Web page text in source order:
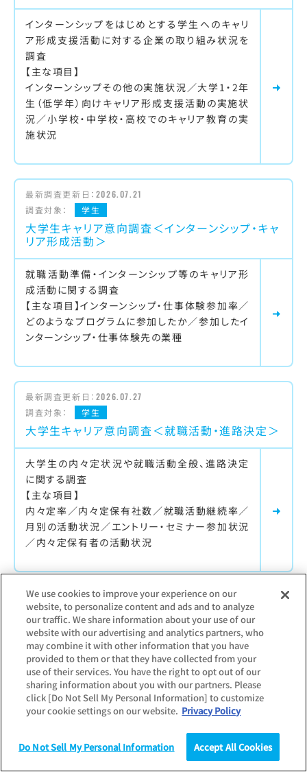
統計（データ） コラム
インターンシップをはじめとする学生へのキャリ
ア形成支援活動に対する企業の取り組み状況を
調査
【主な項目】
インターンシップその他の実施状況／大学1・2年
生（低学年）向けキャリア形成支援活動の実施状
況／小学校・中学校・高校でのキャリア教育の実
施状況
最新調査更新日： 2026.07.21
調査対象：
学生
大学生キャリア意向調査＜インターンシップ・キャ
リア形成活動＞
就職活動準備・インターンシップ等のキャリア形
成活動に関する調査
【主な項目】インターンシップ・仕事体験参加率／
どのようなプログラムに参加したか／参加したイ
ンターンシップ・仕事体験先の業種
最新調査更新日： 2026.07.27
調査対象：
学生
大学生キャリア意向調査＜就職活動・進路決定＞
大学生の内々定状況や就職活動全般、進路決定
に関する調査
【主な項目】
内々定率／内々定保有社数／就職活動継続率／
月別の活動状況／エントリー・セミナー参加状況
／内々定保有者の活動状況
最新調査更新日：
2026.01.07
調査対象：
学生
大学生低学年のキャリア意識調査
大学1、2年生のキャリア観や志向に関する調査
【主な項目】
キャリアの方向性／将来の不安／キャリア学習の
効果／インターンシップ・仕事体験の経験
We use cookies to improve your experience on our
website, to personalize content and ads and to analyze
our traffic. We share information about your use of our
website with our advertising and analytics partners, who
may combine it with other information that you have
provided to them or that they have collected from your
use of their services. You have the right to opt out of our
sharing information about you with our partners. Please
click [Do Not Sell My Personal Information] to customize
your cookie settings on our website. Privacy Policy
Do Not Sell My Personal Information Accept All Cookies